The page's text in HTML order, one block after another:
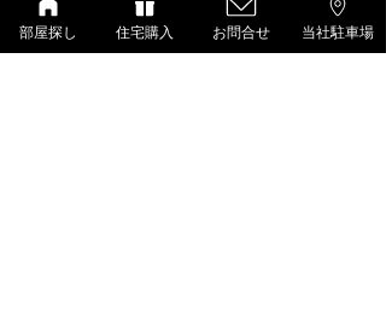
物件紹介
D-room（大和ハウス）
部屋探し 住宅購入 お問合せ 当社駐車場